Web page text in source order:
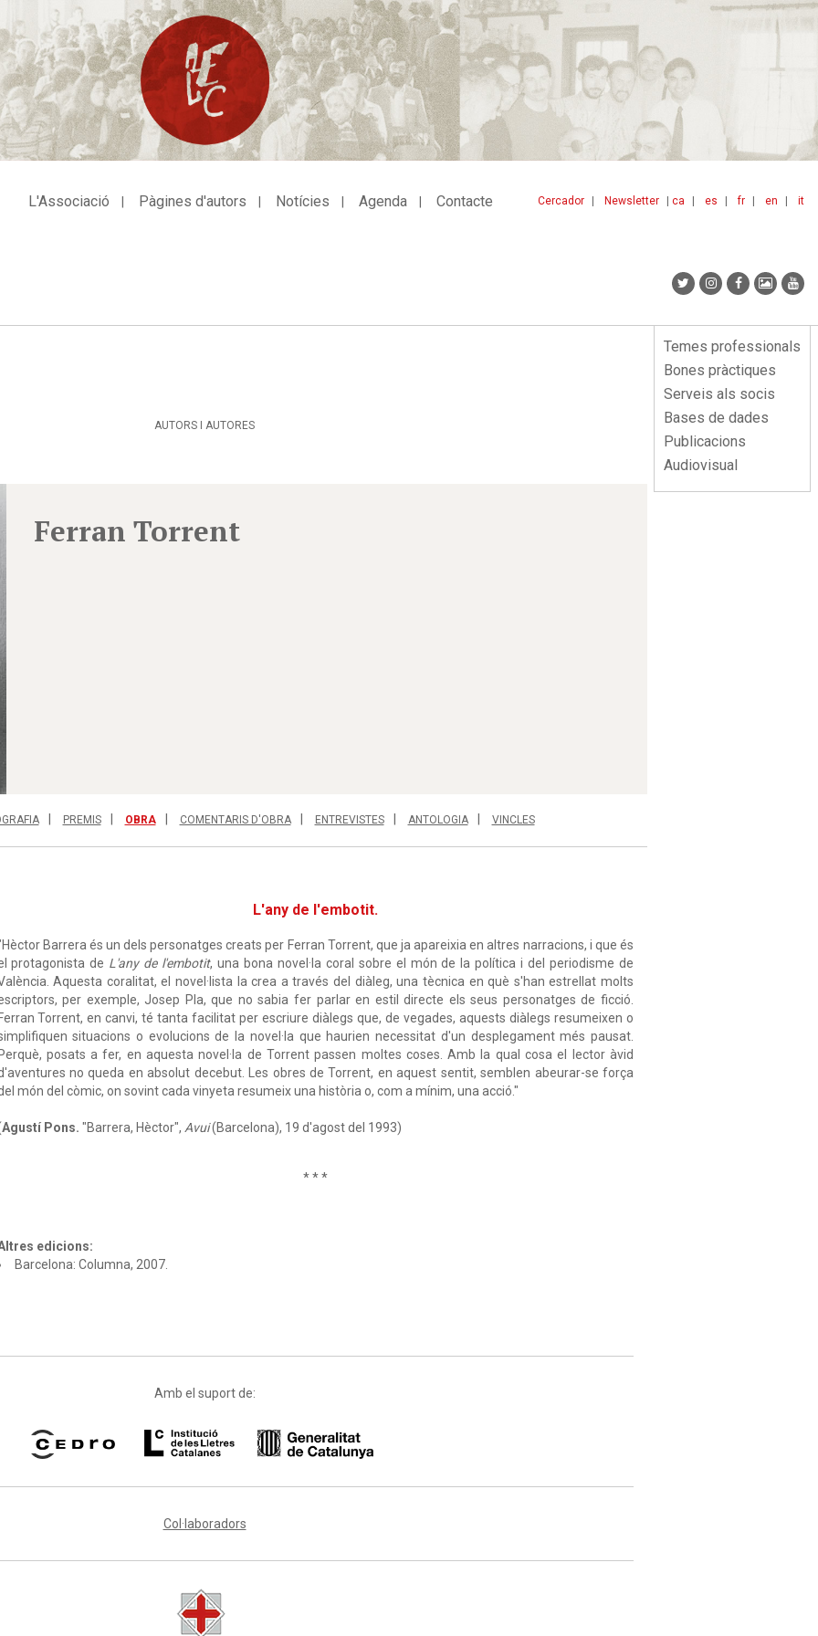
ca es fr en it
Cercador Newsletter
L'Associació Pàgines d'autors Notícies Agenda Contacte
Menu
lateral
Temes professionals
Bones pràctiques
Serveis als socis
Bases de dades
Publicacions
Audiovisual
AUTORS I AUTORES
Ferran Torrent
PREMIS OBRA COMENTARIS D'OBRA ENTREVISTES ANTOLOGIA VINCLES
L'any de l'embotit.
Barrera és un dels personatges creats per Ferran Torrent, que ja apareixia en altres narracions, i que és
protagonista de L'any de l'embotit, una bona novel·la coral sobre el món de la política i del periodisme de
Aquesta coralitat, el novel·lista la crea a través del diàleg, una tècnica en què s'han estrellat molts
per exemple, Josep Pla, que no sabia fer parlar en estil directe els seus personatges de ficció.
Ferran Torrent, en canvi, té tanta facilitat per escriure diàlegs que, de vegades, aquests diàlegs resumeixen o
situacions o evolucions de la novel·la que haurien necessitat d'un desplegament més pausat.
Perquè, posats a fer, en aquesta novel·la de Torrent passen moltes coses. Amb la qual cosa el lector àvid
no queda en absolut decebut. Les obres de Torrent, en aquest sentit, semblen abeurar-se força
món del còmic, on sovint cada vinyeta resumeix una història o, com a mínim, una acció."
Agustí Pons. "Barrera, Hèctor", Avui(Barcelona), 19 d'agost del 1993)
* * *
edicions:
Barcelona: Columna, 2007.
Amb el suport de:
Col·laboradors